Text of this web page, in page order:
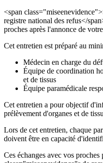
<span
registre national des refus</
proches après l'annonce de
Cet entretien est préparé au
Médecin en charge du
Équipe de coordination
et de tissus
Équipe paramédicale
Cet entretien a pour objectif
prélèvement d'organes et de
Lors de cet entretien, chaque
doivent être en capacité
Ces échanges avec vos proches